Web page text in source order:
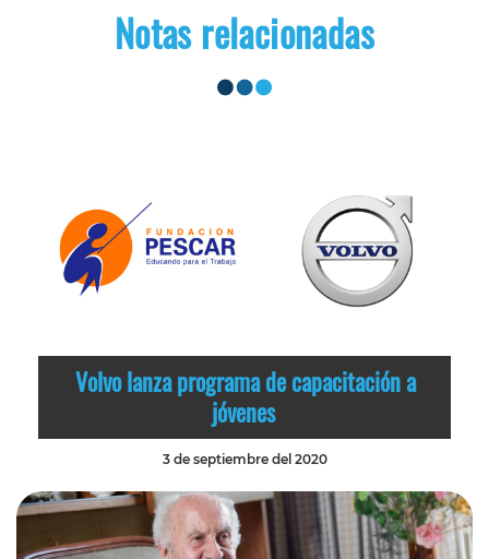
Notas relacionadas
Volvo lanza programa de capacitación a
jóvenes
3 de septiembre del 2020